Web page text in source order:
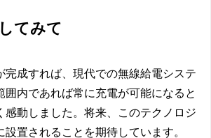
てみて
完成すれば、現代での無線給電システ
囲内であれば常に充電が可能になると
感動しました。将来、このテクノロジ
設置されることを期待しています。